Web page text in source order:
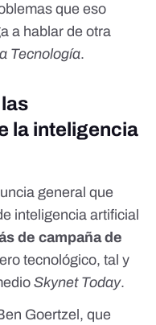
que eso
a hablar de otra
Tecnología.
la inteligencia
general que
inteligencia artificial
de campaña de
tecnológico, tal y
Skynet Today.
Goertzel, que